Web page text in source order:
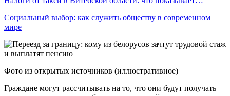
Социальный выбор: как служить обществу в современном
мире
Фото из открытых источников (иллюстративное)
Граждане могут рассчитывать на то, что они будут получать